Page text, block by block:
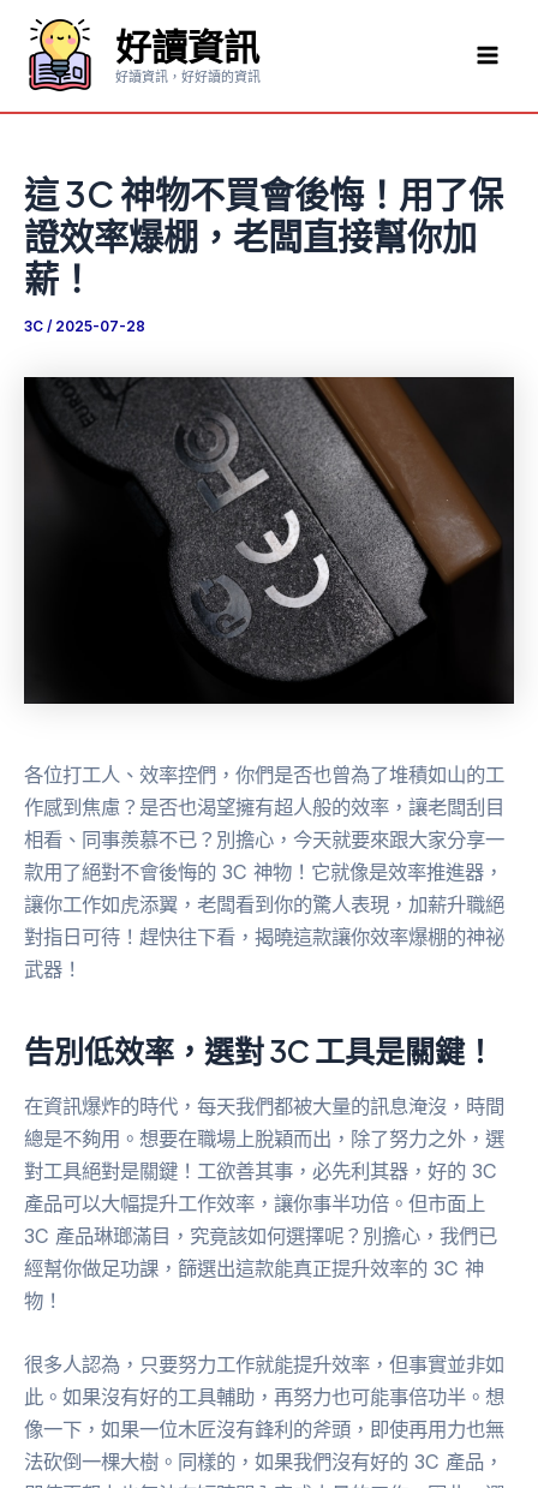
要
好讀資訊
好讀資訊，好好讀的資訊
這 3C 神物不買會後悔！用了保
證效率爆棚，老闆直接幫你加
薪！
3C / 2025-07-28
各位打工人、效率控們，你們是否也曾為了堆積如山的工
作感到焦慮？是否也渴望擁有超人般的效率，讓老闆刮目
相看、同事羨慕不已？別擔心，今天就要來跟大家分享一
款用了絕對不會後悔的 3C 神物！它就像是效率推進器，
讓你工作如虎添翼，老闆看到你的驚人表現，加薪升職絕
對指日可待！趕快往下看，揭曉這款讓你效率爆棚的神祕
武器！
告別低效率，選對 3C 工具是關鍵！
在資訊爆炸的時代，每天我們都被大量的訊息淹沒，時間
總是不夠用。想要在職場上脫穎而出，除了努力之外，選
對工具絕對是關鍵！工欲善其事，必先利其器，好的 3C
產品可以大幅提升工作效率，讓你事半功倍。但市面上
3C 產品琳瑯滿目，究竟該如何選擇呢？別擔心，我們已
經幫你做足功課，篩選出這款能真正提升效率的 3C 神
物！
很多人認為，只要努力工作就能提升效率，但事實並非如
此。如果沒有好的工具輔助，再努力也可能事倍功半。想
像一下，如果一位木匠沒有鋒利的斧頭，即使再用力也無
法砍倒一棵大樹。同樣的，如果我們沒有好的 3C 產品，